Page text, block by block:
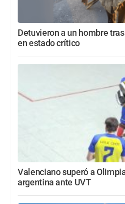
Detuvieron a un hombre
en estado crítico
Valenciano superó a
argentina ante UVT